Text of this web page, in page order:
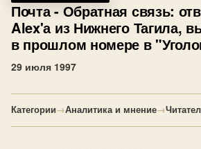
Почта- Обратная связь:
Alex'а из Нижнего Тагила,
в прошлом номере в
29 июля 1997
Категории→Аналитика и мнение→